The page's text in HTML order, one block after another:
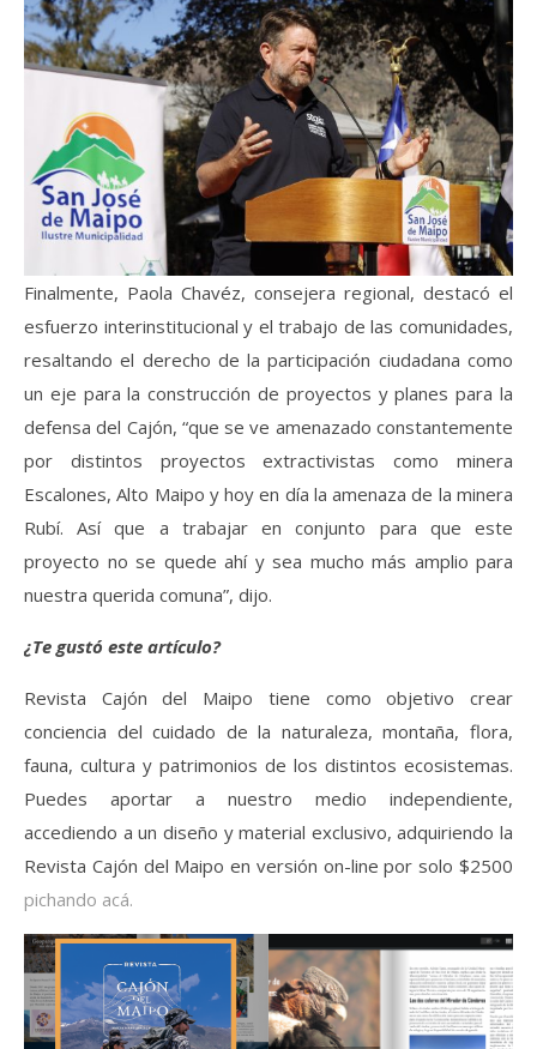
Finalmente, Paola Chavéz, consejera regional, destacó el
esfuerzo interinstitucional y el trabajo de las comunidades,
resaltando el derecho de la participación ciudadana como
un eje para la construcción de proyectos y planes para la
defensa del Cajón, “que se ve amenazado constantemente
por distintos proyectos extractivistas como minera
Escalones, Alto Maipo y hoy en día la amenaza de la minera
Rubí. Así que a trabajar en conjunto para que este
proyecto no se quede ahí y sea mucho más amplio para
nuestra querida comuna”, dijo.
¿Te gustó este artículo?
Revista Cajón del Maipo tiene como objetivo crear
conciencia del cuidado de la naturaleza, montaña, flora,
fauna, cultura y patrimonios de los distintos ecosistemas.
Puedes aportar a nuestro medio independiente,
accediendo a un diseño y material exclusivo, adquiriendo la
Revista Cajón del Maipo en versión on-line por solo $2500
pichando acá.